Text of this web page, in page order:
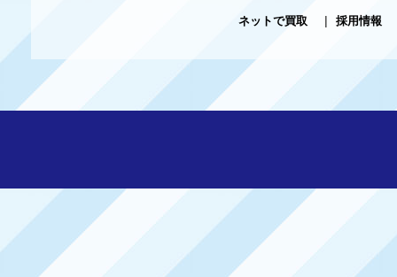
ネットで買取
| 採用情報